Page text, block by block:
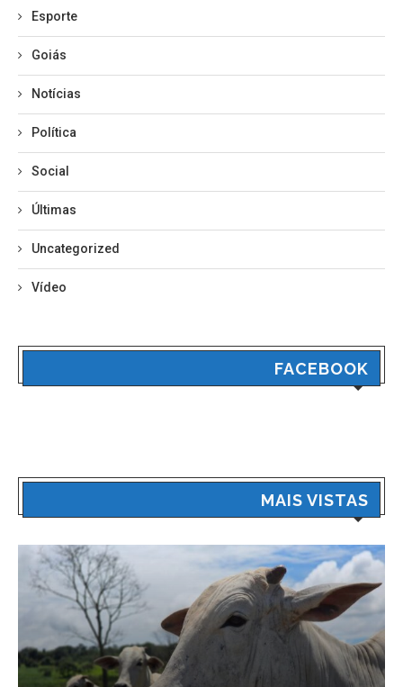
Esporte
Goiás
Notícias
Política
Social
Últimas
Uncategorized
Vídeo
FACEBOOK
MAIS VISTAS